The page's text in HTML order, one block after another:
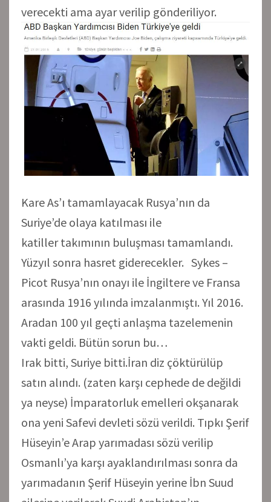
verecekti ama ayar verilip gönderiliyor.
Kare As’ı tamamlayacak Rusya’nın da
Suriye’de olaya katılması ile
katiller takımının buluşması tamamlandı.
Yüzyıl sonra hasret giderecekler. Sykes –
Picot Rusya’nın onayı ile İngiltere ve Fransa
arasında 1916 yılında imzalanmıştı. Yıl 2016.
Aradan 100 yıl geçti anlaşma tazelemenin
vakti geldi. Bütün sorun bu…
Irak bitti, Suriye bitti.İran diz çöktürülüp
satın alındı. (zaten karşı cephede de değildi
ya neyse) İmparatorluk emelleri okşanarak
ona yeni Safevi devleti sözü verildi. Tıpkı Şerif
Hüseyin’e Arap yarımadası sözü verilip
Osmanlı’ya karşı ayaklandırılması sonra da
yarımadanın Şerif Hüseyin yerine İbn Suud